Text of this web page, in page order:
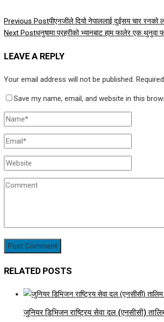
Previous Postपीएनजीले दियो नेपाललाई दुईसय चार रनको
Next Postधनुषामा प्रहरीको भ्यानबाट हाम फालेर एक थुनुवा
LEAVE A REPLY
Your email address will not be published.
Save my name, email, and website in this
RELATED POSTS
जुनियर डिभिजन राष्ट्रिय सेवा दल (एनसीसी)